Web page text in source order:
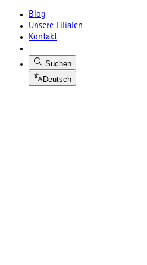
Blog
Unsere Filialen
Kontakt
Suchen
Deutsch